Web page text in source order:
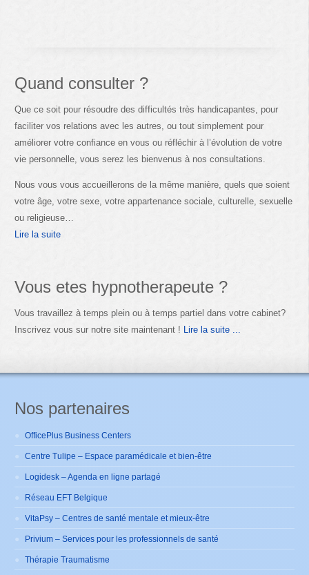
Quand consulter ?
Que ce soit pour résoudre des difficultés très handicapantes, pour
faciliter vos relations avec les autres, ou tout simplement pour
améliorer votre confiance en vous ou réfléchir à l’évolution de votre
vie personnelle, vous serez les bienvenus à nos consultations.
Nous vous vous accueillerons de la même manière, quels que soient
votre âge, votre sexe, votre appartenance sociale, culturelle, sexuelle
ou religieuse…
Lire la suite
Vous etes hypnotherapeute ?
Vous travaillez à temps plein ou à temps partiel dans votre cabinet?
Inscrivez vous sur notre site maintenant ! Lire la suite ...
Nos partenaires
OfficePlus Business Centers
Centre Tulipe – Espace paramédicale et bien-être
Logidesk – Agenda en ligne partagé
Réseau EFT Belgique
VitaPsy – Centres de santé mentale et mieux-être
Privium – Services pour les professionnels de santé
Thérapie Traumatisme